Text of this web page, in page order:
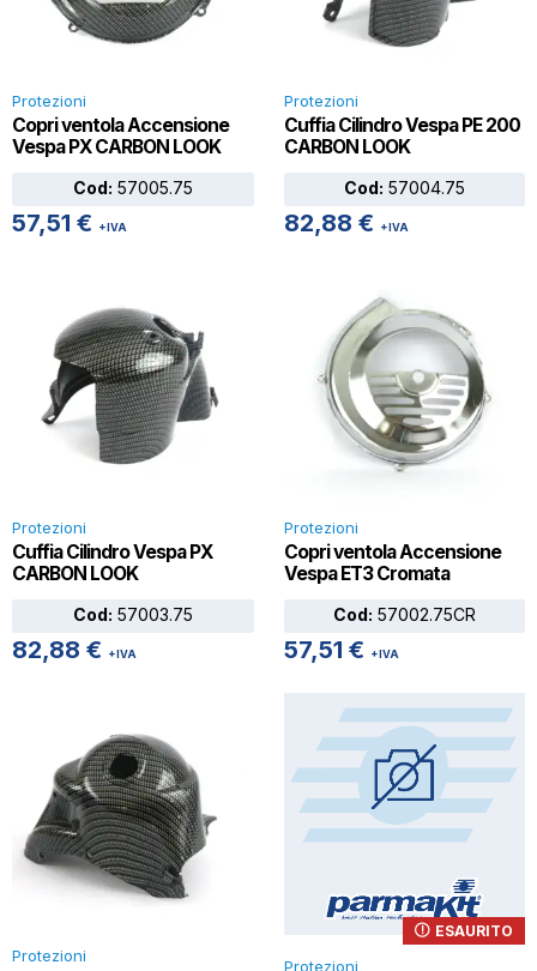
Protezioni
Copri ventola Accensione
Vespa PX CARBON LOOK
Cod: 57005.75
57,51 € +IVA
Protezioni
Cuffia Cilindro Vespa PE 200
CARBON LOOK
Cod: 57004.75
82,88 € +IVA
Protezioni
Cuffia Cilindro Vespa PX
CARBON LOOK
Cod: 57003.75
82,88 € +IVA
Protezioni
Copri ventola Accensione
Vespa ET3 Cromata
Cod: 57002.75CR
57,51 € +IVA
Protezioni
Protezioni
ESAURITO